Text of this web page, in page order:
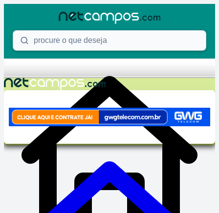
Procure o que deseja